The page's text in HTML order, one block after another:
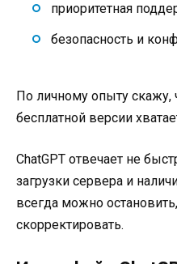
приоритетная
безопасность и
По личному опыту скажу,
бесплатной версии
ChatGPT отвечает не
загрузки сервера и
всегда можно
скорректировать.